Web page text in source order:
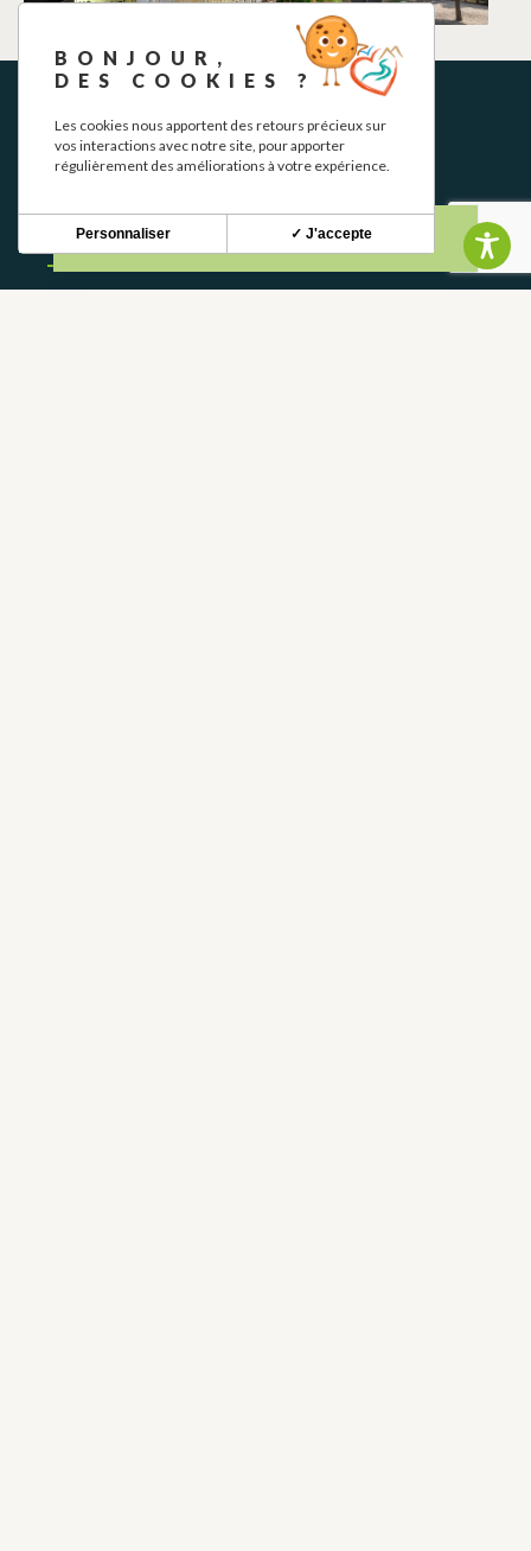
NEWSLETTER
BONJOUR,
DES COOKIES ?
Les cookies nous apportent des retours précieux sur
vos interactions avec notre site, pour apporter
régulièrement des améliorations à votre expérience.
✓ J'accepte
Personnaliser